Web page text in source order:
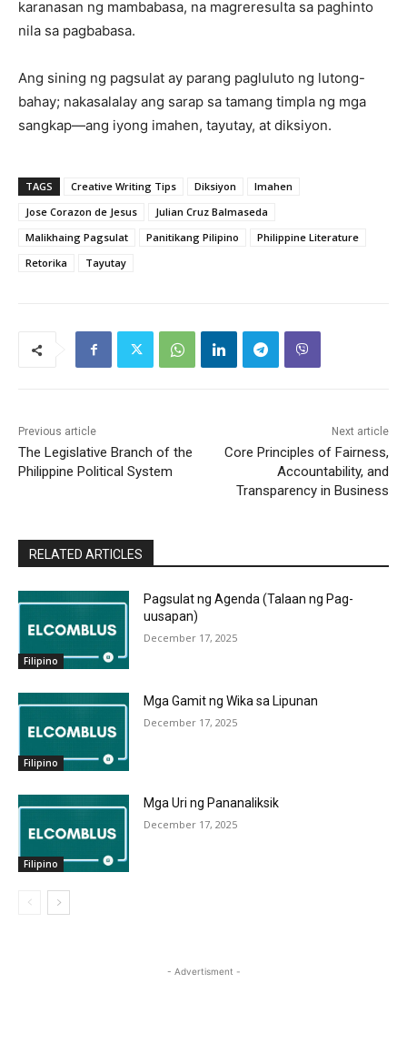
karanasan ng mambabasa, na magreresulta sa paghinto
nila sa pagbabasa.
Ang sining ng pagsulat ay parang pagluluto ng lutong-
bahay; nakasalalay ang sarap sa tamang timpla ng mga
sangkap—ang iyong imahen, tayutay, at diksiyon.
TAGS Creative Writing Tips Diksiyon
Imahen
Jose Corazon de Jesus
Julian Cruz Balmaseda
Malikhaing Pagsulat
Panitikang Pilipino
Philippine Literature
Retorika
Tayutay
Previous article
The Legislative Branch of the
Philippine Political System
Next article
Core Principles of Fairness,
Accountability, and
Transparency in Business
RELATED ARTICLES
Filipino
Pagsulat ng Agenda (Talaan ng Pag-
uusapan)
December 17, 2025
Filipino
Mga Gamit ng Wika sa Lipunan
December 17, 2025
Filipino
Mga Uri ng Pananaliksik
December 17, 2025
- Advertisment -